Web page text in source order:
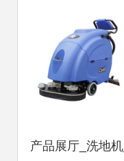
产品展厅_洗地机_